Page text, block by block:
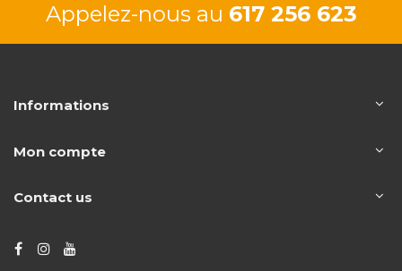
Appelez-nous au 617 256 623
Informations
Mon compte
Contact us